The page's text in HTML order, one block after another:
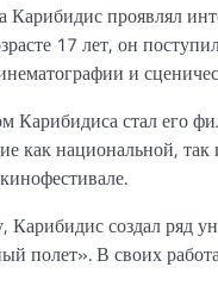
Карибидис проявлял
17 лет, он
и
Карибидиса стал его
как национальной,
Карибидис создал
В своих